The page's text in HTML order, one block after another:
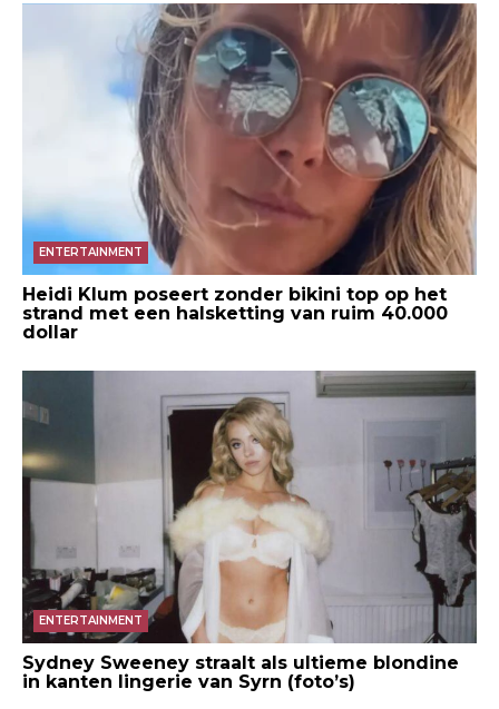
ENTERTAINMENT
Heidi Klum poseert zonder bikini top op het
strand met een halsketting van ruim 40.000
dollar
ENTERTAINMENT
Sydney Sweeney straalt als ultieme blondine
in kanten lingerie van Syrn (foto’s)